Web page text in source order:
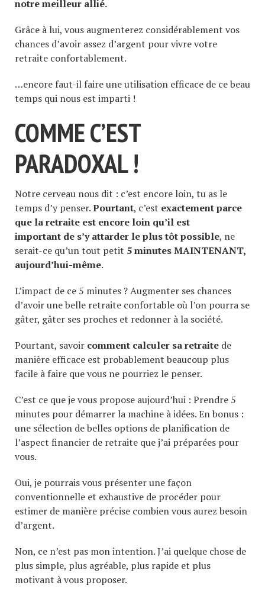
notre meilleur allié.
Grâce à lui, vous augmenterez considérablement vos
chances d’avoir assez d’argent pour vivre votre
retraite confortablement.
…encore faut-il faire une utilisation efficace de ce beau
temps qui nous est imparti !
COMME C’EST
PARADOXAL !
Notre cerveau nous dit : c’est encore loin, tu as le
temps d’y penser.Pourtant, c’est exactement parce
que la retraite est encore loin qu’il est
important de s’y attarder le plus tôt possible, ne
serait-ce qu’un tout petit 5 minutes MAINTENANT,
aujourd’hui-même.
L’impact de ce 5 minutes ? Augmenter ses chances
d’avoir une belle retraite confortable où l’on pourra se
gâter, gâter ses proches et redonner à la société.
Pourtant, savoir comment calculer sa retraite de
manière efficace est probablement beaucoup plus
facile à faire que vous ne pourriez le penser.
C’est ce que je vous propose aujourd’hui : Prendre 5
minutes pour démarrer la machine à idées. En bonus :
une sélection de belles options de planification de
l’aspect financier de retraite que j’ai préparées pour
vous.
Oui, je pourrais vous présenter une façon
conventionnelle et exhaustive de procéder pour
estimer de manière précise combien vous aurez besoin
d’argent.
Non, ce n’est pas mon intention. J’ai quelque chose de
plus simple, plus agréable, plus rapide et plus
motivant à vous proposer.